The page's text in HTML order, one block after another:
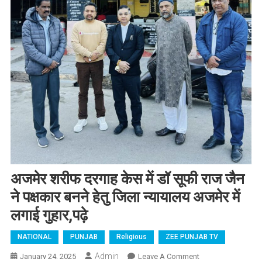
अजमेर शरीफ दरगाह केस में डॉ सूफी राज जैन
ने पक्षकार बनने हेतु जिला न्यायालय अजमेर में
लगाई गुहार,पढ़े
NATIONAL PUNJAB Religious ZEE PUNJAB TV
January 24, 2025 Admin Leave A CommentOn अजमेर शरीफ